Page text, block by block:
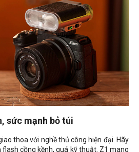
sức mạnh bỏ túi
thoa với nghề thủ công hiện đại. Hãy
cồng kềnh, quá kỹ thuật. Z1 mang